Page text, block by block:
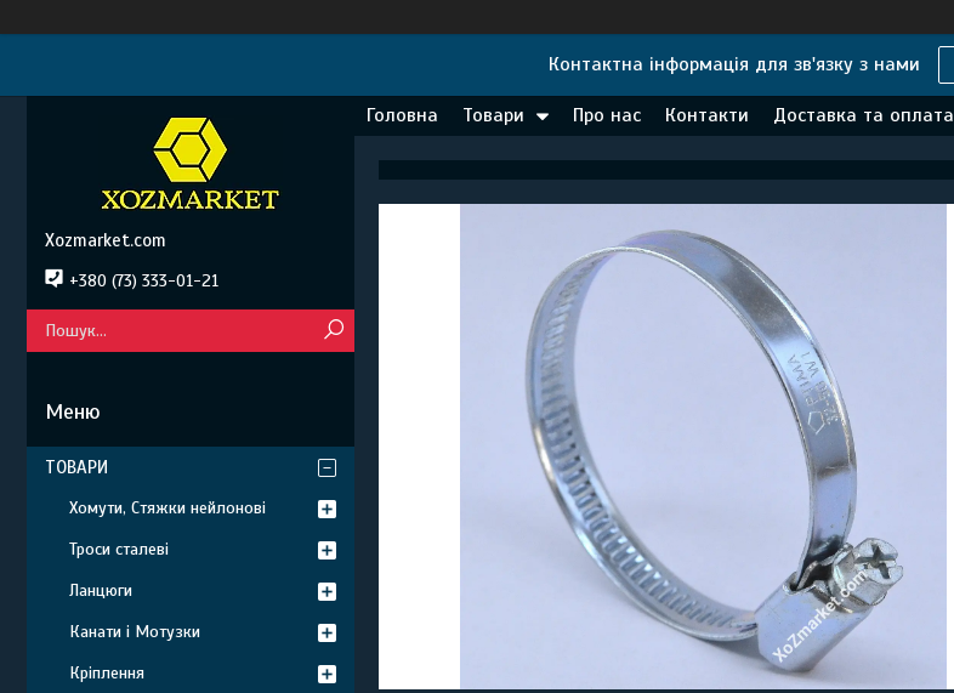
Контактна інформація для зв'язку з нами
Головна Товари Про нас Контакти Доставка та оплата
Xozmarket.com
+380 (73) 333-01-21
ТОВАРИ
Хомути, Стяжки нейлонові
Троси сталеві
Ланцюги
Канати і Мотузки
Кріплення